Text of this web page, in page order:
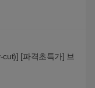
[파격초특가] 브